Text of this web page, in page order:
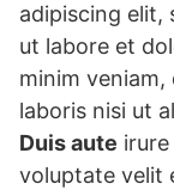
adipiscing elit,
ut labore et
minim
laboris nisi ut
Duis aute
voluptate velit